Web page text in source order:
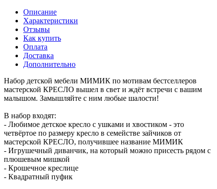
Описание
Характеристики
Отзывы
Как купить
Оплата
Доставка
Дополнительно
Набор детской мебели МИМИК по мотивам бестселлеров
мастерской КРЕСЛО вышел в свет и ждёт встречи с вашим
малышом. Замышляйте с ним любые шалости!
В набор входят:
- Любимое детское кресло с ушками и хвостиком - это
четвёртое по размеру кресло в семействе зайчиков от
мастерской КРЕСЛО, получившее название МИМИК
- Игрушечный диванчик, на который можно присесть рядом с
плюшевым мишкой
- Крошечное креслице
- Квадратный пуфик